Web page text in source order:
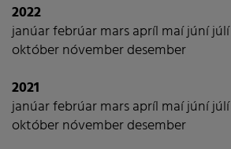
2022
janúarfebrúarmarsapríl maíjúníjúlí
októbernóvemberdesember
2021
janúarfebrúarmarsapríl maíjúníjúlí
októbernóvemberdesember